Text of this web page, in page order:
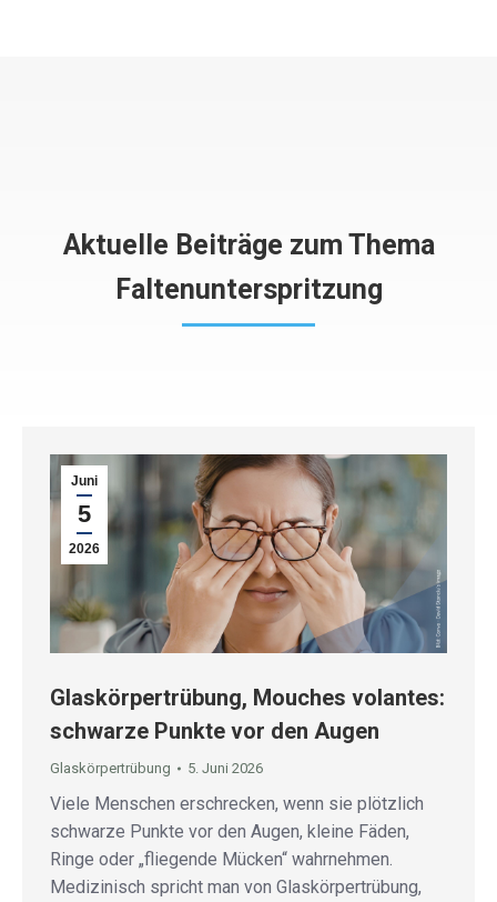
Aktuelle Beiträge zum Thema
Faltenunterspritzung
Juni
5
2026
Glaskörpertrübung, Mouches volantes:
schwarze Punkte vor den Augen
Glaskörpertrübung 5. Juni 2026
Viele Menschen erschrecken, wenn sie plötzlich
schwarze Punkte vor den Augen, kleine Fäden,
Ringe oder „fliegende Mücken“ wahrnehmen.
Medizinisch spricht man von Glaskörpertrübung,